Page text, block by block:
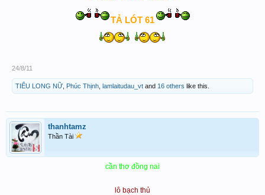
TẢ LÓT 61
24/8/11
TIỂU LONG NỮ Phúc Thịnh lamlaitudau_vt and 16 others like this.
thanhtamz
Thần Tài
cần thơ đồng nai
lô bạch thủ